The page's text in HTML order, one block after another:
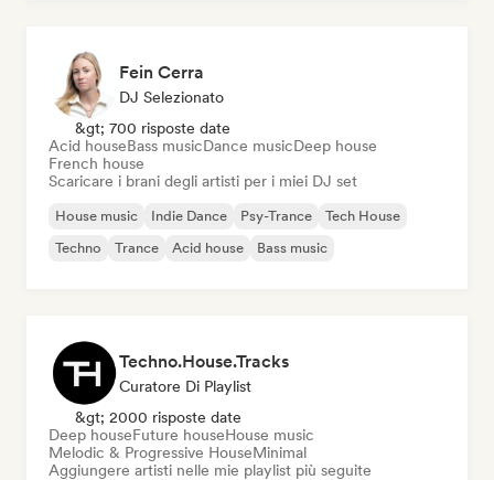
Fein Cerra
DJ Selezionato
&gt; 700 risposte date
Acid houseBass musicDance musicDeep house
French house
Scaricare i brani degli artisti per i miei DJ set
House music Indie Dance Psy-Trance
Tech House
Techno
Trance Acid house Bass music
Techno.House.Tracks
Curatore Di Playlist
&gt; 2000 risposte date
Deep houseFuture houseHouse music
Melodic & Progressive HouseMinimal
Aggiungere artisti nelle mie playlist più seguite